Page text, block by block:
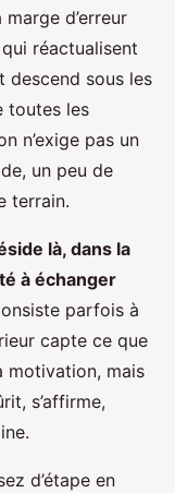
d’erreur
réactualisent
descend sous les
toutes les
n’exige pas un
un peu de
terrain.
là, dans la
à échanger
parfois à
capte ce que
motivation, mais
s’affirme,
d’étape en